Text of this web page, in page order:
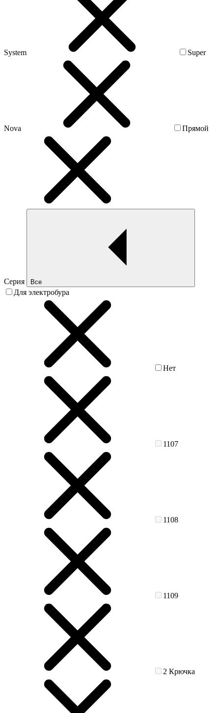
System Super
Nova Прямой
Серия Все
Для электробура
Нет
1107
1108
1109
2 Крючка